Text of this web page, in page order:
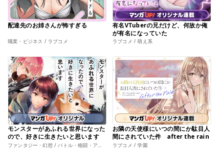
配達先のお姉さんが怖すぎる
職業・ビジネス / ラブコメ
有名VTuberの兄だけど、何故か俺
が有名になっていた
ラブコメ / 萌え系
モンスターがあふれる世界になった
ので、好きに生きたいと思います
ファンタジー・幻想 / バトル・格闘・アクション
お隣の天使様にいつの間にか駄目人
間にされていた件 after the rain
ラブコメ / 学園